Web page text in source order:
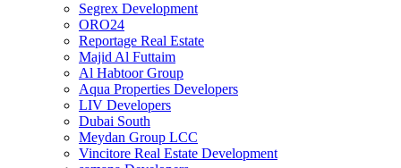
Segrex Development
ORO24
Reportage Real Estate
Majid Al Futtaim
Al Habtoor Group
Aqua Properties Developers
LIV Developers
Dubai South
Meydan Group LCC
Vincitore Real Estate Development